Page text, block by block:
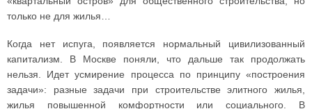
только не для жилья…
Когда нет испуга, появляется нормальный цивилизованный
капитализм. В Москве поняли, что дальше так продолжать
нельзя. Идет усмирение процесса по принципу «построения
задачи»: разные задачи при строительстве элитного жилья,
жилья повышенной комфортности или социального. В